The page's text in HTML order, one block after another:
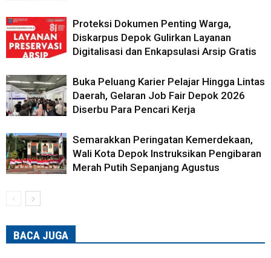
Proteksi Dokumen Penting Warga,
Diskarpus Depok Gulirkan Layanan
Digitalisasi dan Enkapsulasi Arsip Gratis
Buka Peluang Karier Pelajar Hingga Lintas
Daerah, Gelaran Job Fair Depok 2026
Diserbu Para Pencari Kerja
Semarakkan Peringatan Kemerdekaan,
Wali Kota Depok Instruksikan Pengibaran
Merah Putih Sepanjang Agustus
BACA JUGA